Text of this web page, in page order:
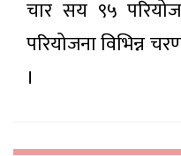
चार सय ९५
परियोजना विभिन्न
।